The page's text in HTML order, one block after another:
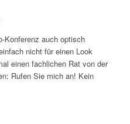
Konferenz auch optisch
nicht für einen Look
einen fachlichen Rat von der
Rufen Sie mich an! Kein